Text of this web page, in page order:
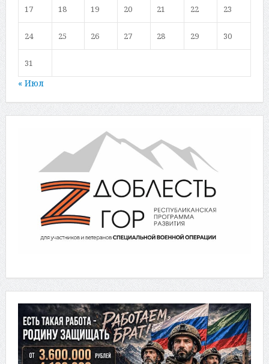
17 18 19 20 21 22 23
24 25 26 27 28 29 30
31
« Июл